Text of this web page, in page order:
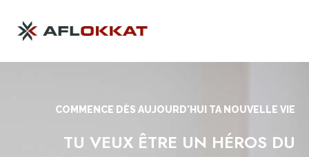
COMMENCE DÈS AUJOURD'HUI TA NOUVELLE VIE
TU VEUX ÊTRE UN HÉROS DU